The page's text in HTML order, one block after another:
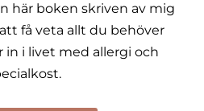
här boken skriven av mig
få veta allt du behöver
in i livet med allergi och